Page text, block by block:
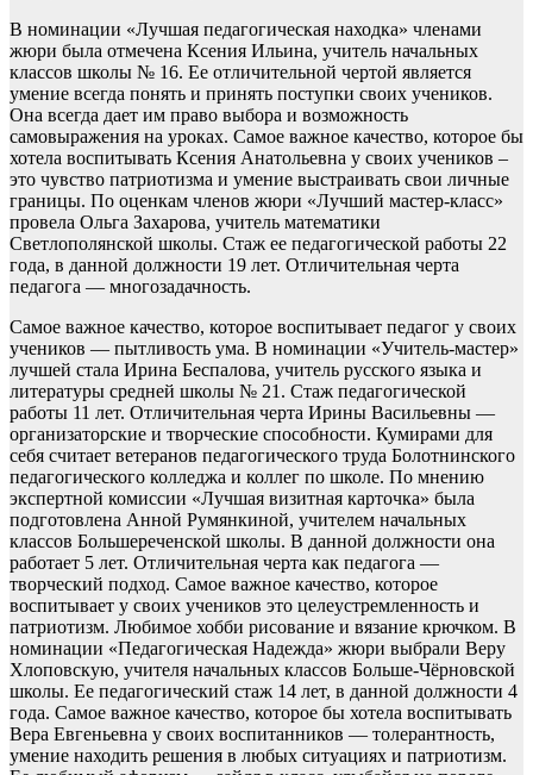
В номинации «Лучшая педагогическая находка» членами
жюри была отмечена Ксения Ильина, учитель начальных
классов школы № 16. Ее отличительной чертой является
умение всегда понять и принять поступки своих учеников.
Она всегда дает им право выбора и возможность
самовыражения на уроках. Самое важное качество, которое бы
хотела воспитывать Ксения Анатольевна у своих учеников –
это чувство патриотизма и умение выстраивать свои личные
границы. По оценкам членов жюри «Лучший мастер-класс»
провела Ольга Захарова, учитель математики
Светлополянской школы. Стаж ее педагогической работы 22
года, в данной должности 19 лет. Отличительная черта
педагога — многозадачность.
Самое важное качество, которое воспитывает педагог у своих
учеников — пытливость ума. В номинации «Учитель-мастер»
лучшей стала Ирина Беспалова, учитель русского языка и
литературы средней школы № 21. Стаж педагогической
работы 11 лет. Отличительная черта Ирины Васильевны —
организаторские и творческие способности. Кумирами для
себя считает ветеранов педагогического труда Болотнинского
педагогического колледжа и коллег по школе. По мнению
экспертной комиссии «Лучшая визитная карточка» была
подготовлена Анной Румянкиной, учителем начальных
классов Большереченской школы. В данной должности она
работает 5 лет. Отличительная черта как педагога —
творческий подход. Самое важное качество, которое
воспитывает у своих учеников это целеустремленность и
патриотизм. Любимое хобби рисование и вязание крючком. В
номинации «Педагогическая Надежда» жюри выбрали Веру
Хлоповскую, учителя начальных классов Больше-Чёрновской
школы. Ее педагогический стаж 14 лет, в данной должности 4
года. Самое важное качество, которое бы хотела воспитывать
Вера Евгеньевна у своих воспитанников — толерантность,
умение находить решения в любых ситуациях и патриотизм.